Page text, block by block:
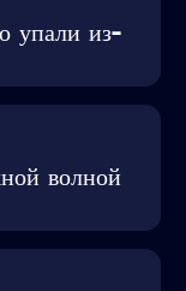
упали из-
волной